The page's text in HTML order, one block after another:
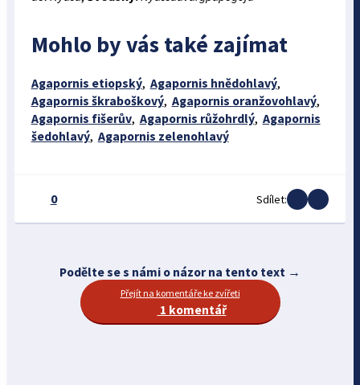
Mohlo by vás také zajímat
Agapornis etiopský, Agapornis hnědohlavý,
Agapornis škraboškový, Agapornis oranžovohlavý,
Agapornis fišerův, Agapornis růžohrdlý, Agapornis
šedohlavý, Agapornis zelenohlavý
0 Sdílet:
Podělte se s námi o názor na tento text →
Přejít na komentáře ke zvířeti
1 komentář